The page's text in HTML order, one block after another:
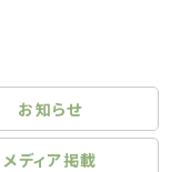
お知らせ
メディア掲載